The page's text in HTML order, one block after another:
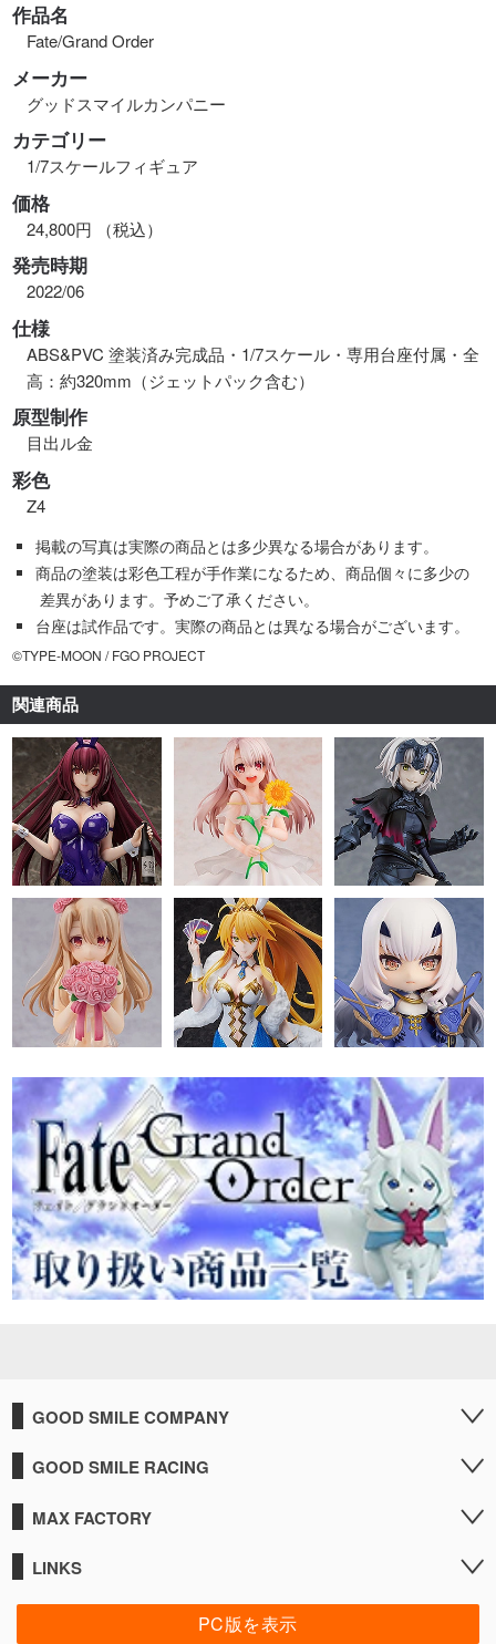
作品名
Fate/Grand Order
メーカー
グッドスマイルカンパニー
カテゴリー
1/7スケールフィギュア
価格
24,800円 （税込）
発売時期
2022/06
仕様
ABS&PVC 塗装済み完成品・1/7スケール・専用台座付属・全
高：約320mm（ジェットパック含む）
原型制作
目出ル金
彩色
Z4
掲載の写真は実際の商品とは多少異なる場合があります。
商品の塗装は彩色工程が手作業になるため、商品個々に多少の
差異があります。予めご了承ください。
台座は試作品です。実際の商品とは異なる場合がございます。
©TYPE-MOON / FGO PROJECT
関連商品
GOOD SMILE COMPANY
GOOD SMILE RACING
MAX FACTORY
LINKS
PC版を表示